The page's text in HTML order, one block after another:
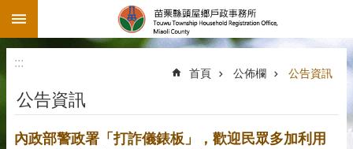
跳到主要內容區塊
:::
首頁 公佈欄 公告資訊
公告資訊
內政部警政署「打詐儀錶板」，歡迎民眾多加利用